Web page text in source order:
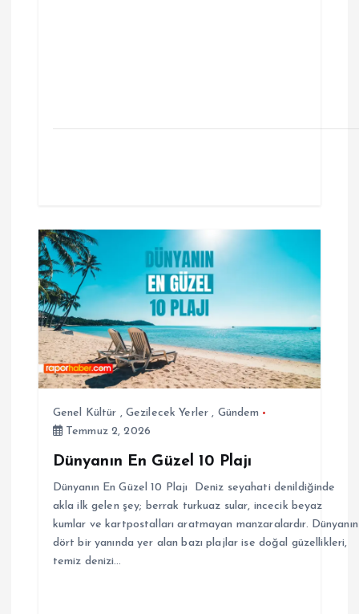
Genel Kültür , Gezilecek Yerler , Gündem
Temmuz 2, 2026
Dünyanın En Güzel 10 Plajı
Dünyanın En Güzel 10 Plajı Deniz seyahati denildiğinde
akla ilk gelen şey; berrak turkuaz sular, incecik beyaz
kumlar ve kartpostalları aratmayan manzaralardır. Dünyanın
dört bir yanında yer alan bazı plajlar ise doğal güzellikleri,
temiz denizi…